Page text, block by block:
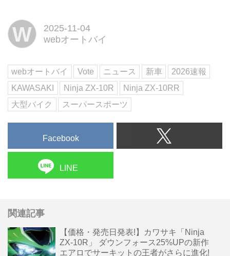
を備えて登場した。新開発の大型
ロパッケージが最大の特徴で、高
速域でのダウンフォースを約2...
W
2025-11-04
webオートバイ
webオートバイ Vote ニュース 新車
2026速報
KAWASAKI
Ninja ZX-10R
Ninja ZX-10RR
大型バイク
スーパースポーツ
Facebook
LINE
関連記事
【価格・発売日発表!】カワサキ「Ninja
ZX-10R」 ダウンフォース25%UPの新作
エアロでサーキットの王者がさらに進化!